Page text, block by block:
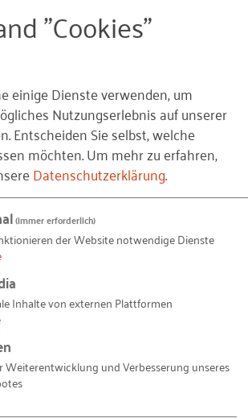
dieNutzungsbedingungen.
zu, dass das RKW Nord meine
Daten zur Erzeugung eines
Nutzendenkontos verwendet. Meine
ist freiwillig und kann jederzeit mit
die Zukunft per Mail aninfo@rkw-
werden. Ferner habe ich die
bezüglich unserer
und Werbung über
Produkte zusendet. Meine
"Cookies"
einige Dienste verwenden, um
Nutzungserlebnis auf unserer
Entscheiden Sie selbst, welche
möchten.Um mehr zu erfahren,
Datenschutzerklärung.
(immer erforderlich)
der Website notwendige Dienste
Inhalte von externen Plattformen
Weiterentwicklung und Verbesserung unseres